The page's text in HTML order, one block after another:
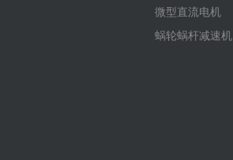
微型直流电机
蜗轮蜗杆减速机